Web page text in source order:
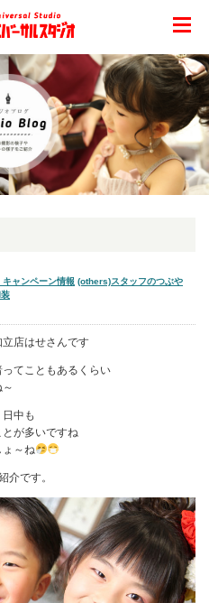
ャンペーン情報 (others)スタッフのつぶや
店はせさんです
てこともあるくらい
中も
が多いですね
ょ～ね
介です。